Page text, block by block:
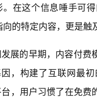
。在这个信息唾手可
向的特定内容，更是
展的早期，内容付费
因，构建了互联网最
，用户习惯了在免